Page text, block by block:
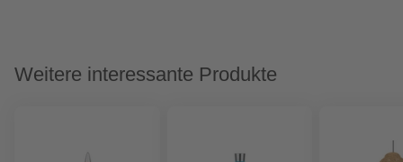
Weitere interessante Produkte